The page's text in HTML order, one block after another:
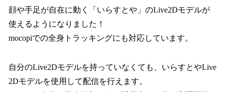
顔や手足が自在に動く「いらすとや」のLive2Dモデルが
使えるようになりました！
mocopiでの全身トラッキングにも対応しています。
自分のLive2Dモデルを持っていなくても、いらすとやLive
2Dモデルを使用して配信を行えます。